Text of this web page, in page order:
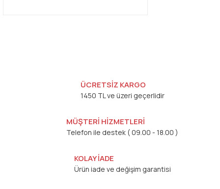
ÜCRETSİZ KARGO
1450 TL ve üzeri geçerlidir
MÜŞTERİ HİZMETLERİ
Telefon ile destek ( 09.00 - 18.00 )
KOLAY İADE
Ürün iade ve değişim garantisi